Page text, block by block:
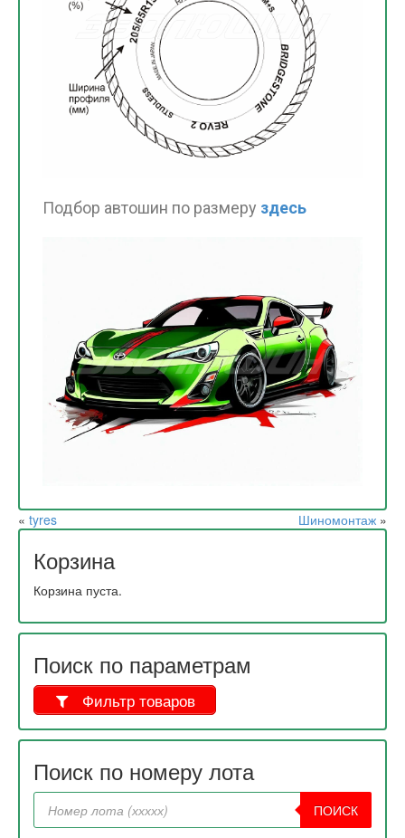
Подбор автошин по размеру здесь
« tyres Шиномонтаж »
Корзина
Корзина пуста.
Поиск по параметрам
Фильтр товаров
Поиск по номеру лота
ПОИСК